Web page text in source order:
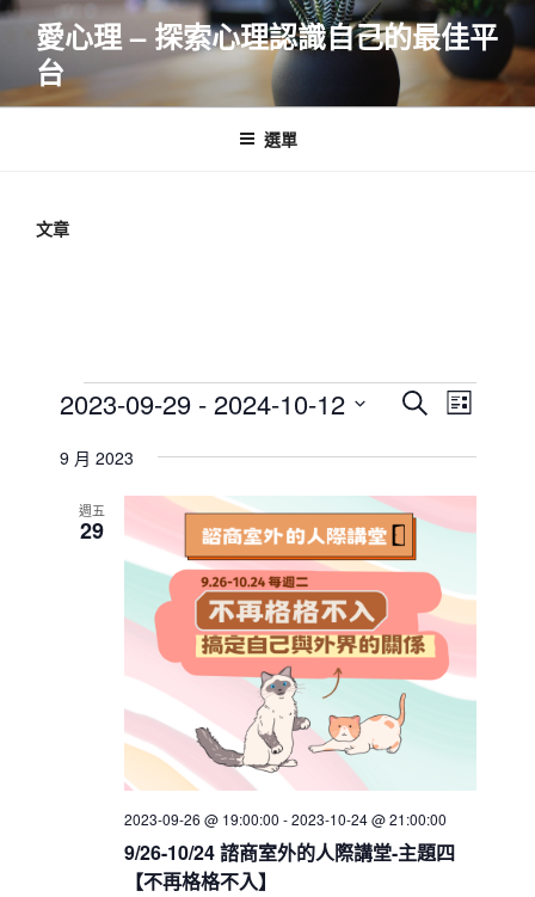
跳
要
愛心理 – 探索心理認識自己的最佳平
台
選單
文章
Events
E
e
n
t
s
e
a
r
c
a
n
d
S
a
c
h
E
e
n
e
s
N
i
L
t
2023-09-29 - 2024-10-12
e
9 月 2023
週五
29
9/26-10/24 諮商室外的人際講堂-主題四
【不再格格不入】
2023-09-26 @ 19:00:00 -2023-10-24 @ 21:00:00